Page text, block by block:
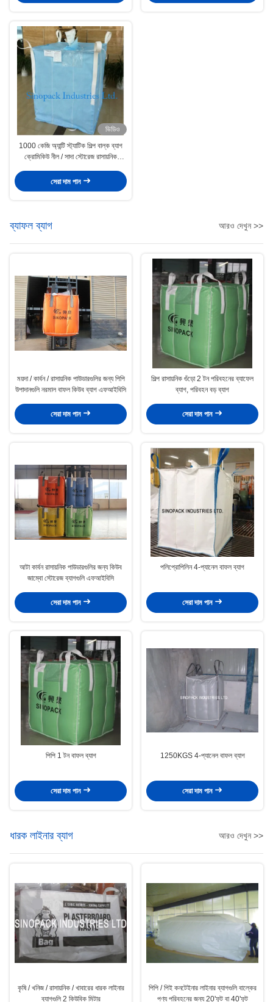
ভিডিও
1000 কেজি অ্যান্টি স্ট্যাটিক শিল্প বাল্ক ব্যাগ
ক্রোমিকিউ নীল / সাদা স্টোরেজ রাসায়নিক
সেরা দাম পান
ব্যাফল ব্যাগ আরও দেখুন >>
ময়দা / কার্বন / রাসায়নিক পাউডারগুলির জন্য পিপি
উপাদানগুলি নরমাল বাফল কিউব ব্যাগ এফআইবিসি
সেরা দাম পান
শিল্প রাসায়নিক গুঁড়ো 2 টন পরিবহনের ব্যাফেল
ব্যাগ, পরিবহন বড় ব্যাগ
সেরা দাম পান
আটা কার্বন রাসায়নিক পাউডারগুলির জন্য কিউব
জাম্বো স্টোরেজ ব্যাগগুলি এফআইবিসি
সেরা দাম পান
পলিপ্রোপিলিন 4-প্যানেল বাফল ব্যাগ
সেরা দাম পান
পিপি 1 টন বাফল ব্যাগ
সেরা দাম পান
1250KGS 4-প্যানেল বাফল ব্যাগ
সেরা দাম পান
ধারক লাইনার ব্যাগ আরও দেখুন >>
কৃষি / খনিজ / রাসায়নিক / খাবারের ধারক লাইনার
ব্যাগগুলি 2 কিউবিক মিটার
পিপি / পিই কনটেইনার লাইনার ব্যাগগুলি বাল্কের
পণ্য পরিবহনের জন্য 20'ফুট বা 40'ফুট